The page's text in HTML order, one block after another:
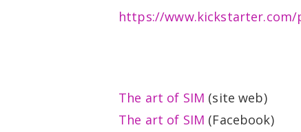
https://www.kickstarter.com/
The art of SIM (site web)
The art of SIM (Facebook)